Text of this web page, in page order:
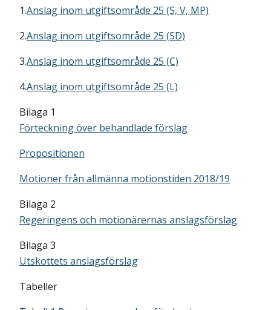
1.Anslag inom utgiftsområde 25 (S, V, MP)
2.Anslag inom utgiftsområde 25 (SD)
3.Anslag inom utgiftsområde 25 (C)
4.Anslag inom utgiftsområde 25 (L)
Bilaga 1
Förteckning över behandlade förslag
Propositionen
Motioner från allmänna motionstiden 2018/19
Bilaga 2
Regeringens och motionärernas anslagsförslag
Bilaga 3
Utskottets anslagsförslag
Tabeller